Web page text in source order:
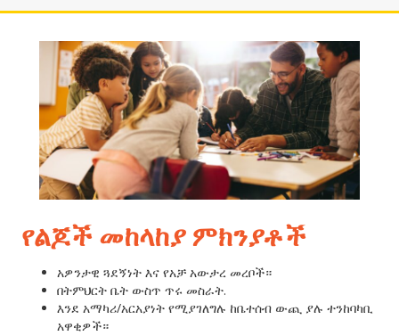
የልጆች መከላከያ ምክንያቶች
አዎንታዊ ጓደኝነት እና የአቻ አውታረ መረቦች።
በትምህርት ቤት ውስጥ ጥሩ መስራት.
እንደ አማካሪ/አርአያነት የሚያገለግሉ ከቤተሰብ ውጪ ያሉ ተንከባካቢ
አዋቂዎች።